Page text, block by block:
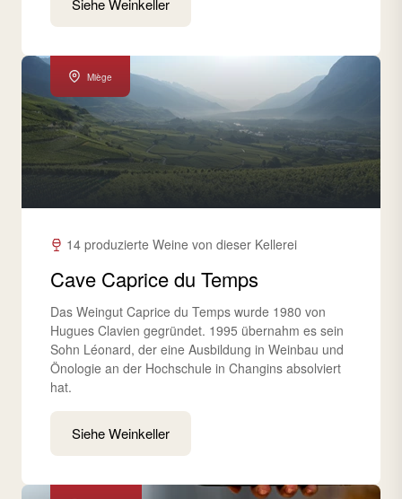
Siehe Weinkeller
Miège
14 produzierte Weine von dieser Kellerei
Cave Caprice du Temps
Das Weingut Caprice du Temps wurde 1980 von
Hugues Clavien gegründet. 1995 übernahm es sein
Sohn Léonard, der eine Ausbildung in Weinbau und
Önologie an der Hochschule in Changins absolviert
hat.
Siehe Weinkeller